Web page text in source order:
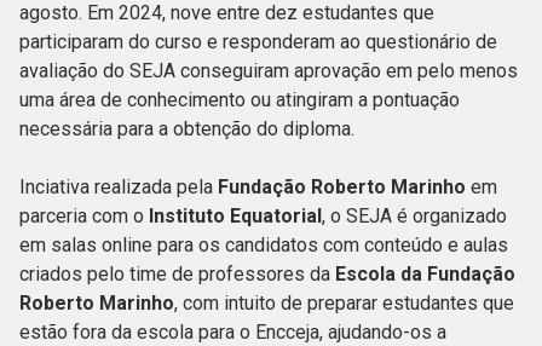
agosto. Em 2024, nove entre dez estudantes que
participaram do curso e responderam ao questionário de
avaliação do SEJA conseguiram aprovação em pelo menos
uma área de conhecimento ou atingiram a pontuação
necessária para a obtenção do diploma.
Inciativa realizada pela Fundação Roberto Marinho em
parceria com o Instituto Equatorial, o SEJA é organizado
em salas online para os candidatos com conteúdo e aulas
criados pelo time de professores da Escola da Fundação
Roberto Marinho, com intuito de preparar estudantes que
estão fora da escola para o Encceja, ajudando-os a